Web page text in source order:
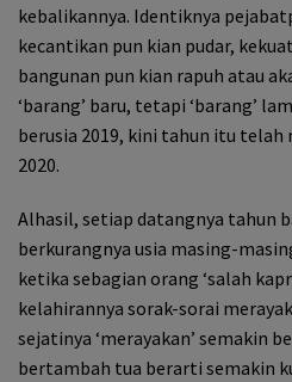
kebalikannya. Identiknya
kecantikan pun kian pudar,
bangunan pun kian rapuh atau
‘barang’ baru, tetapi ‘barang’
berusia 2019, kini tahun itu telah
2020.
Alhasil, setiap datangnya tahun
berkurangnya usia masing-
ketika sebagian orang ‘salah
kelahirannya sorak-sorai
sejatinya ‘merayakan’ semakin
bertambah tua berarti semakin